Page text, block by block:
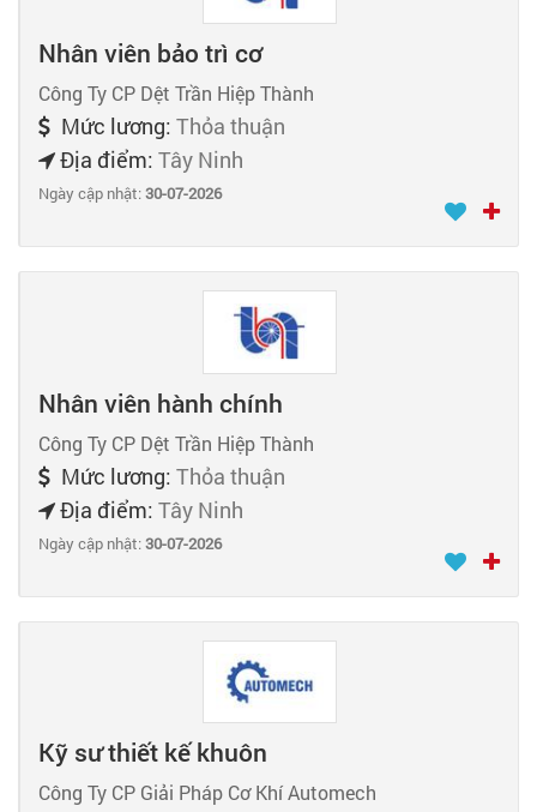
Nhân viên bảo trì cơ
Công Ty CP Dệt Trần Hiệp Thành
Mức lương: Thỏa thuận
Địa điểm: Tây Ninh
Ngày cập nhật:30-07-2026
Nhân viên hành chính
Công Ty CP Dệt Trần Hiệp Thành
Mức lương: Thỏa thuận
Địa điểm: Tây Ninh
Ngày cập nhật:30-07-2026
Kỹ sư thiết kế khuôn
Công Ty CP Giải Pháp Cơ Khí Automech